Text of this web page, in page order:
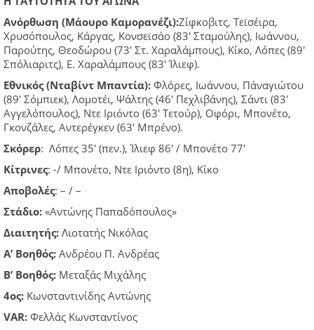
Ανόρθωση (Μάουρο Καμορανέζι):Ζίφκοβιτς, Τεϊσέιρα,
Χρυσόπουλος, Κάργας, Κονσεϊσάο (83′ Σταμούλης), Ιωάννου,
Παρούτης, Θεοδώρου (73′ Στ. Χαραλάμπους), Κίκο, Λόπες (89′
Σπόλιαριτς), Ε. Χαραλάμπους (83′ Ίλιεφ).
Εθνικός (Νταβίντ Μπαντία): Φλόρες, Ιωάννου, Πάναγιώτου
(89′ Σόμπιεκ), Λομοτέι, Ψάλτης (46′ Πεχλιβάνης), Σάντι (83′
Αγγελόπουλος), Ντε Ιριόντο (63′ Τετούρ), Οφόρι, Μπονέτο,
Γκονζάλες, Αντερέγκεν (63′ Μπρένο).
Σκόρερ: Λόπες 35′ (πεν.), Ίλιεφ 86′ / Μπονέτο 77′
Κίτρινες: -/ Μπονέτο, Ντε Ιριόντο (8η), Κίκο
Αποβολές: – / –
Στάδιο: «Αντώνης Παπαδόπουλος»
Διαιτητής: Λιοτατής Νικόλας
Α’ Βοηθός: Ανδρέου Π. Ανδρέας
Β’ Βοηθός: Μεταξάς Μιχάλης
4ος: Κωνσταντινίδης Αντώνης
VAR: Φελλάς Κωνσταντίνος